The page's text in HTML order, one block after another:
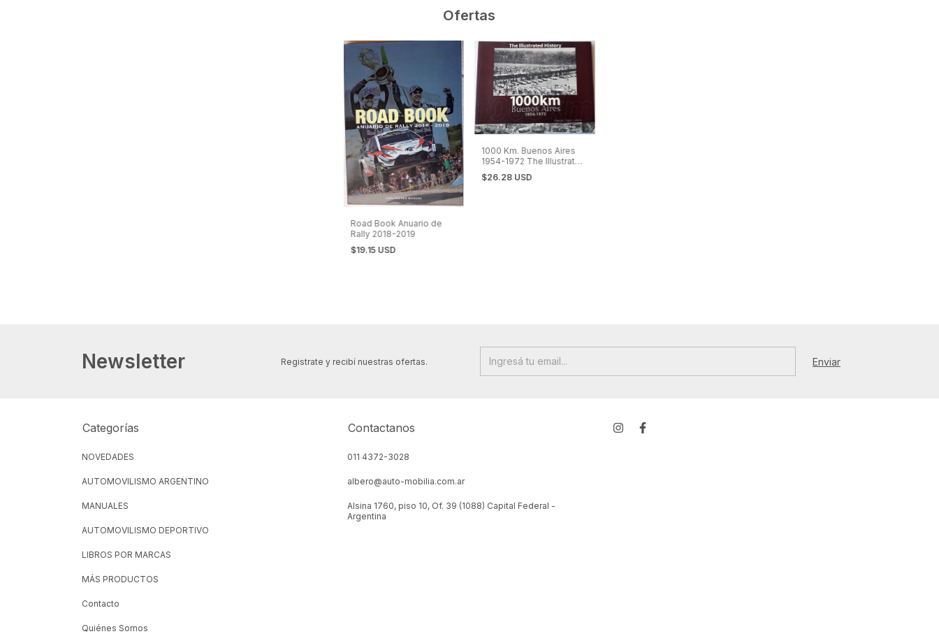
Ofertas
Road Book Anuario de
Rally 2018-2019
$19.15 USD
1000 Km. Buenos Aires
1954-1972 The Illustrated
History
$26.28 USD
Newsletter Registrate y recibí nuestras ofertas.
Categorías
NOVEDADES
AUTOMOVILISMO ARGENTINO
MANUALES
AUTOMOVILISMO DEPORTIVO
LIBROS POR MARCAS
MÁS PRODUCTOS
Contacto
Quiénes Somos
Contactanos
011 4372-3028
albero@auto-mobilia.com.ar
Alsina 1760, piso 10, Of. 39 (1088) Capital Federal -
Argentina